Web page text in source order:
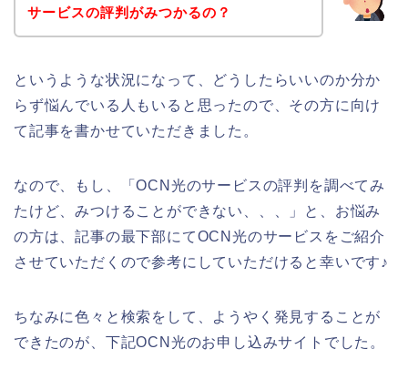
サービスの評判がみつかるの？
というような状況になって、どうしたらいいのか分か
らず悩んでいる人もいると思ったので、その方に向け
て記事を書かせていただきました。
なので、もし、「OCN光のサービスの評判を調べてみ
たけど、みつけることができない、、、」と、お悩み
の方は、記事の最下部にてOCN光のサービスをご紹介
させていただくので参考にしていただけると幸いです♪
ちなみに色々と検索をして、ようやく発見することが
できたのが、下記OCN光のお申し込みサイトでした。